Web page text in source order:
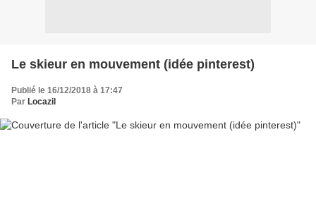
Le skieur en mouvement (idée pinterest)
Publié le 16/12/2018 à 17:47
Par Locazil